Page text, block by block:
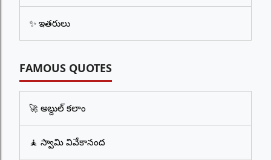
✨ ఇతరులు
FAMOUS QUOTES
🚀 అబ్దుల్ కలాం
🧘 స్వామి వివేకానంద